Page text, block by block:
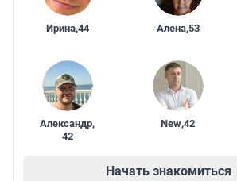
Ирина,44 Алена,53
Александр,
42
New,42
Начать знакомиться